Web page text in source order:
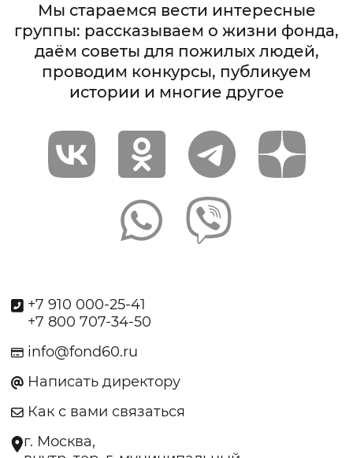
Мы стараемся вести интересные
группы: рассказываем о жизни фонда,
даём советы для пожилых людей,
проводим конкурсы, публикуем
истории и многие другое
+7 910 000-25-41
+7 800 707-34-50
info@fond60.ru
Написать директору
Как с вами связаться
г. Москва,